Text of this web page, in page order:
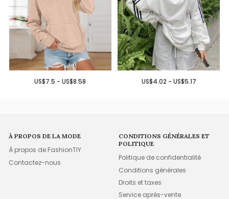
US$7.5 - US$8.58 US$4.02 - US$5.17
À PROPOS DE LA MODE
À propos de FashionTIY
Contactez-nous
CONDITIONS GÉNÉRALES ET
POLITIQUE
Politique de confidentialité
Conditions générales
Droits et taxes
Service après-vente